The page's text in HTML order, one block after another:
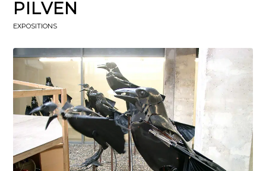
PILVEN
EXPOSITIONS